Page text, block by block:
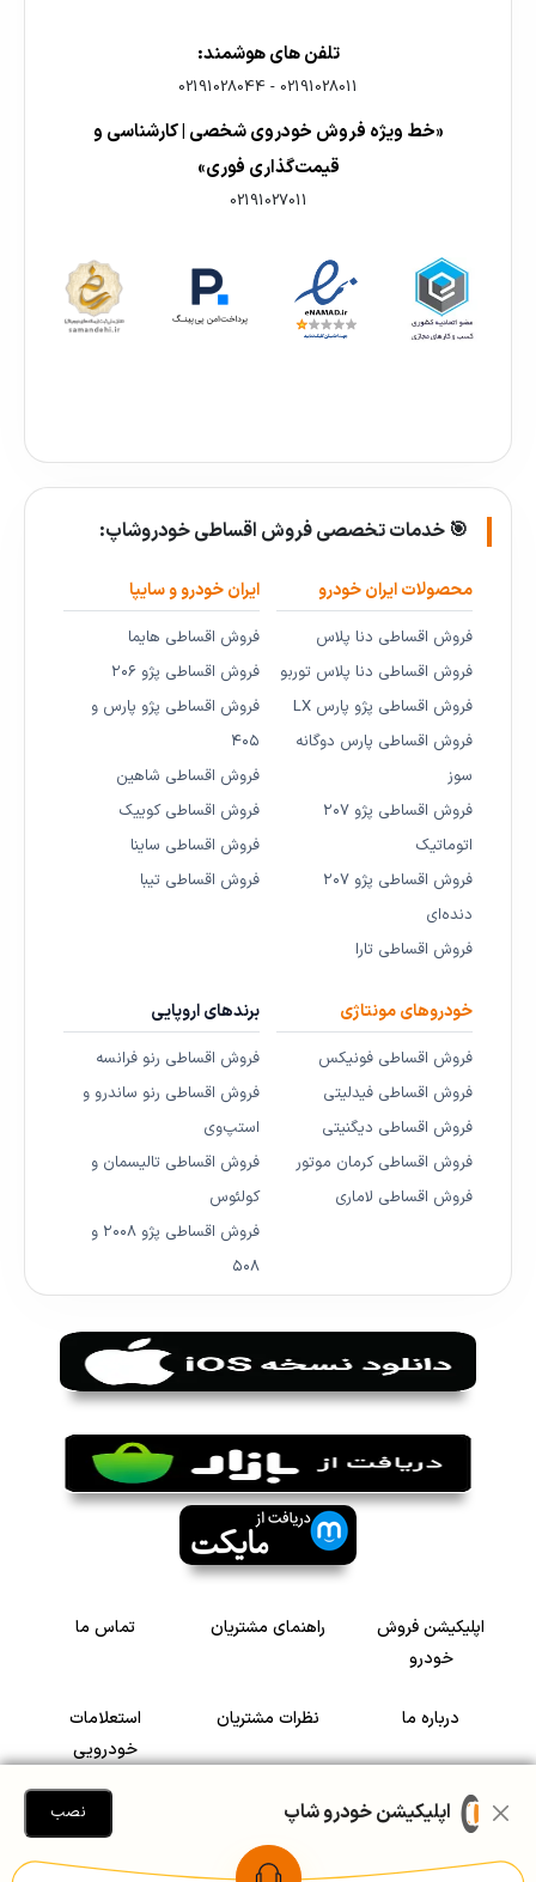
تلفن های هوشمند:
02191028011
-
02191028044
«خط ویژه فروش خودروی شخصی | کارشناسی و
قیمت‌گذاری فوری»
02191027011
🎯 خدمات تخصصی فروش اقساطی خودروشاپ:
محصولات ایران خودرو
فروش اقساطی دنا پلاس
فروش اقساطی دنا پلاس توربو
فروش اقساطی پژو پارس LX
فروش اقساطی پارس دوگانه
سوز
فروش اقساطی پژو ۲۰۷
اتوماتیک
فروش اقساطی پژو ۲۰۷
دنده‌ای
فروش اقساطی تارا
ایران خودرو و سایپا
فروش اقساطی هایما
فروش اقساطی پژو ۲۰۶
فروش اقساطی پژو پارس و
۴۰۵
فروش اقساطی شاهین
فروش اقساطی کوییک
فروش اقساطی ساینا
فروش اقساطی تیبا
خودروهای مونتاژی
فروش اقساطی فونیکس
فروش اقساطی فیدلیتی
فروش اقساطی دیگنیتی
فروش اقساطی کرمان موتور
فروش اقساطی لاماری
برندهای اروپایی
فروش اقساطی رنو فرانسه
فروش اقساطی رنو ساندرو و
استپ‌وی
فروش اقساطی تالیسمان و
کولئوس
فروش اقساطی پژو ۲۰۰۸ و
۵۰۸
اپلیکیشن فروش
خودرو
راهنمای مشتریان تماس ما
درباره ما نظرات مشتریان
استعلامات
خودرویی
سرمایه گذاری در
رضایت مشتریاناپلیکیشن خودرو شاپ نصب